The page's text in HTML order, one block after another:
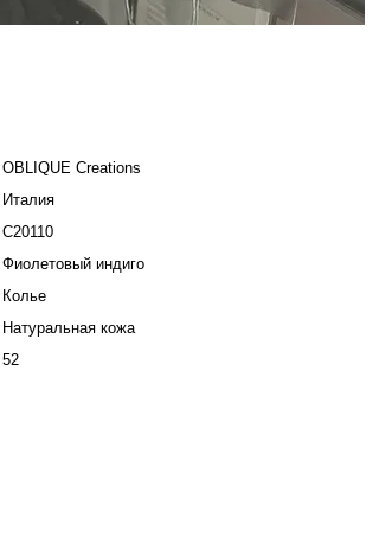
OBLIQUE Creations
Италия
C20110
Фиолетовый индиго
Колье
Натуральная кожа
52